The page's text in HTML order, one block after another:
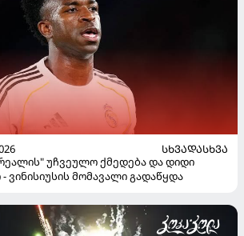
ᲡᲮᲕᲐᲓᲐᲡᲮᲕᲐ
უჩვეულო ქმედება და დიდი
ვინისიუსის მომავალი გადაწყდა